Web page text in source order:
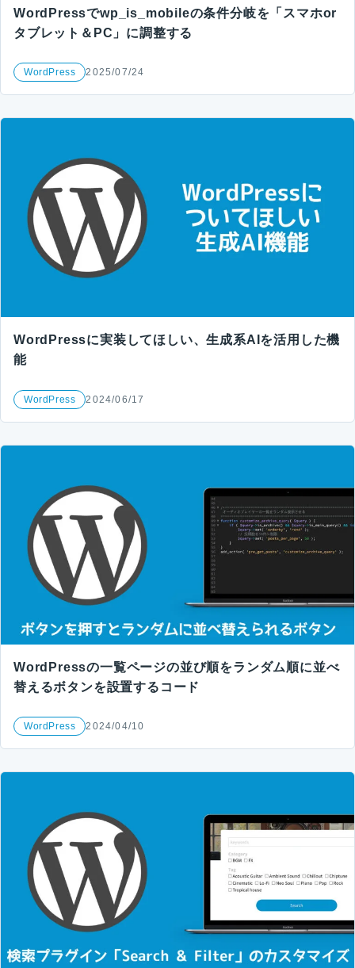
WordPressでwp_is_mobileの条件分岐を「スマホor
タブレット＆PC」に調整する
WordPress 2025/07/24
WordPressに実装してほしい、生成系AIを活用した機
能
WordPress 2024/06/17
WordPressの一覧ページの並び順をランダム順に並べ
替えるボタンを設置するコード
WordPress 2024/04/10